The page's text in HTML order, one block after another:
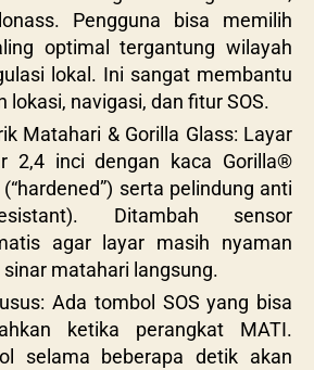
Pengguna bisa memilih
optimal tergantung wilayah
lokal. Ini sangat membantu
lokasi, navigasi, dan fitur SOS.
Matahari & Gorilla Glass: Layar
2,4 inci dengan kaca Gorilla®
serta pelindung anti
Ditambah sensor
agar layar masih nyaman
matahari langsung.
Ada tombol SOS yang bisa
ketika perangkat MATI.
selama beberapa detik akan